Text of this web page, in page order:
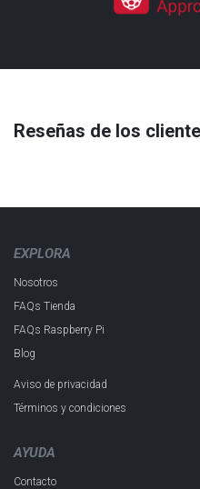
Reseñas de los
EXPLORA
Nosotros
FAQs Tienda
FAQs Raspberry Pi
Blog
Aviso de privacidad
Términos y condiciones
AYUDA
Contacto